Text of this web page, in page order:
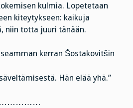
kulmia. Lopetetaan
kiteytykseen: kaikuja
niin totta juuri tänään.
kerran Šostakovitšin
Hän elää yhä.”